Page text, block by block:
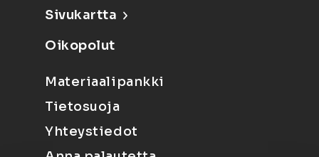
Sivukartta
Oikopolut
Materiaalipankki
Tietosuoja
Yhteystiedot